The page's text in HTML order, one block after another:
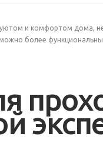
и комфортом дома,
более